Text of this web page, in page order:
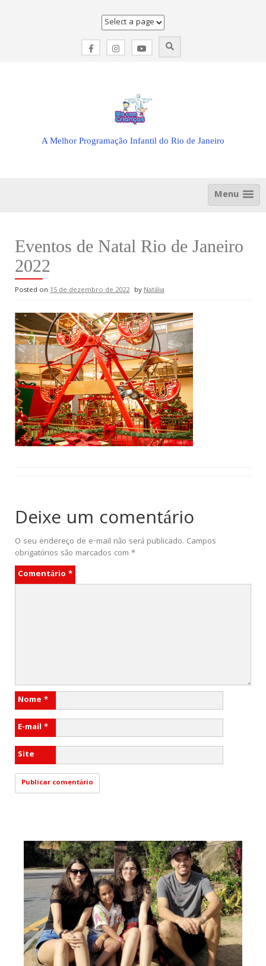
A Melhor Programação Infantil do Rio de Janeiro
Menu
Eventos de Natal Rio de Janeiro
2022
Posted on 15 de dezembro de 2022 byNatália
Deixe um comentário
O seu endereço de e-mail não será publicado. Campos
obrigatórios são marcados com *
Comentário *
Nome *
E-mail *
Site